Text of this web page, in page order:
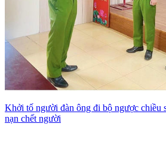
Khởi tố người đàn ông đi bộ ngược chiều
nạn chết người